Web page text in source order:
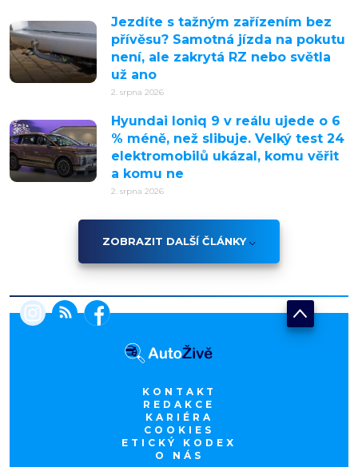
Jezdíte s tažným zařízením bez
přívěsu? Samotná jízda na pokutu
není, ale zakrytá RZ nebo světla
už ano
2. srpna 2026
Hyundai Ioniq 9 v reálu ujede o 6
% méně, než slibuje. Velký test 24
elektromobilů ukázal, komu věřit
a komu ne
2. srpna 2026
ZOBRAZIT DALŠÍ ČLÁNKY
KONTAKT
REDAKCE
KARIÉRA
COOKIES
ETICKÝ KODEX
O NÁS